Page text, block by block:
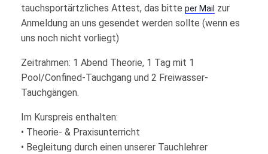
tauchsportärtzliches Attest, das bitte per Mail zur
Anmeldung an uns gesendet werden sollte (wenn es
uns noch nicht vorliegt)
Zeitrahmen: 1 Abend Theorie, 1 Tag mit 1
Pool/Confined-Tauchgang und 2 Freiwasser-
Tauchgängen.
Im Kurspreis enthalten:
• Theorie- & Praxisunterricht
• Begleitung durch einen unserer Tauchlehrer